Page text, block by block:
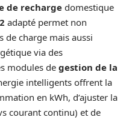
de recharge domestique
adapté permet non
de charge mais aussi
via des
modules de gestion de la
intelligents offrent la
en kWh, d’ajuster la
courant continu) et de